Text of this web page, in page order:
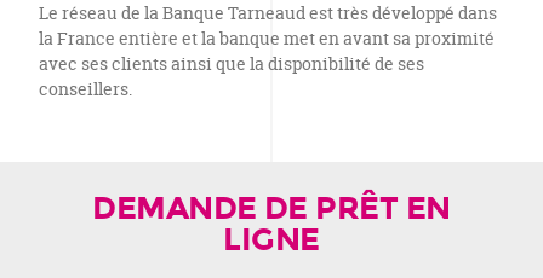
Le réseau de la Banque Tarneaud est très développé dans
la France entière et la banque met en avant sa proximité
avec ses clients ainsi que la disponibilité de ses
conseillers.
DEMANDE DE PRÊT EN
LIGNE